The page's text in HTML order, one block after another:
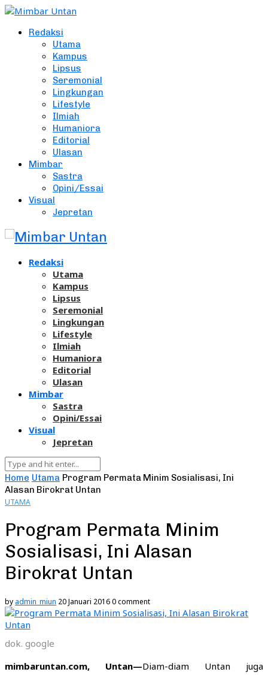
Redaksi
Utama
Kampus
Lipsus
Seremonial
Lingkungan
Lifestyle
Ilmiah
Humaniora
Editorial
Ulasan
Mimbar
Sastra
Opini/Essai
Visual
Jepretan
Redaksi
Utama
Kampus
Lipsus
Seremonial
Lingkungan
Lifestyle
Ilmiah
Humaniora
Editorial
Ulasan
Mimbar
Sastra
Opini/Essai
Visual
Jepretan
Home Utama Program Permata Minim Sosialisasi, Ini
Alasan Birokrat Untan
UTAMA
Program Permata Minim
Sosialisasi, Ini Alasan
Birokrat Untan
by admin_miun 20 Januari 20160 comment
dok. google
mimbaruntan.com, Untan—Diam-diam Untan juga